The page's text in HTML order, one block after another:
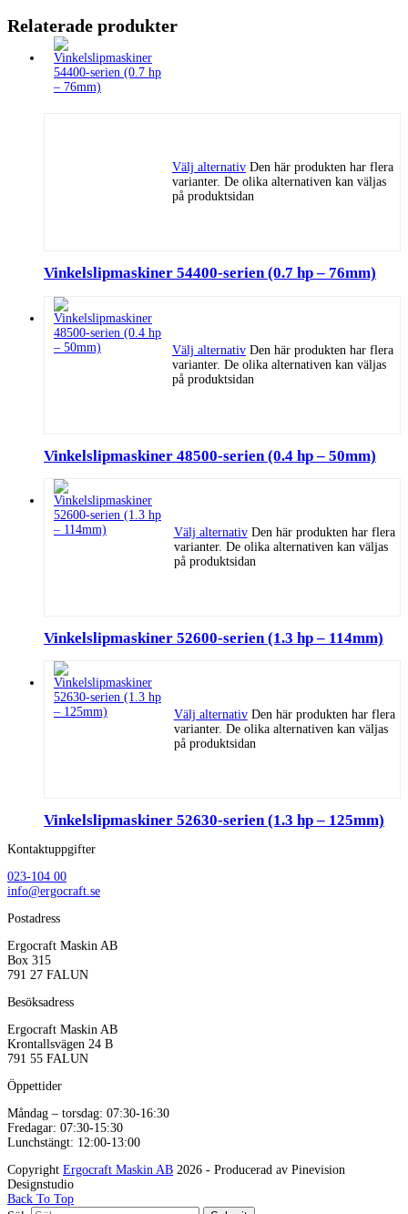
Relaterade produkter
Välj alternativ Den här produkten har flera
varianter. De olika alternativen kan väljas
på produktsidan
Vinkelslipmaskiner 54400-serien (0.7 hp – 76mm)
Välj alternativ Den här produkten har flera
varianter. De olika alternativen kan väljas
på produktsidan
Vinkelslipmaskiner 48500-serien (0.4 hp – 50mm)
Välj alternativ Den här produkten har flera
varianter. De olika alternativen kan väljas
på produktsidan
Vinkelslipmaskiner 52600-serien (1.3 hp – 114mm)
Välj alternativ Den här produkten har flera
varianter. De olika alternativen kan väljas
på produktsidan
Vinkelslipmaskiner 52630-serien (1.3 hp – 125mm)
Kontaktuppgifter
023-104 00
info@ergocraft.se
Postadress
Ergocraft Maskin AB
Box 315
791 27 FALUN
Besöksadress
Ergocraft Maskin AB
Krontallsvägen 24 B
791 55 FALUN
Öppettider
Måndag – torsdag: 07:30-16:30
Fredagar: 07:30-15:30
Lunchstängt: 12:00-13:00
Copyright Ergocraft Maskin AB 2026 - Producerad av Pinevision
Designstudio
Back To Top